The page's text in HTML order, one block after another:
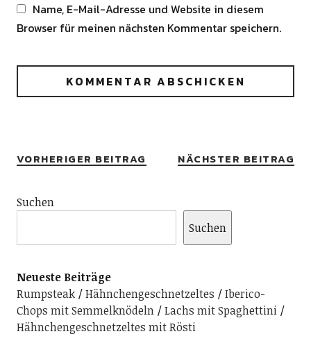
Name, E-Mail-Adresse und Website in diesem
Browser für meinen nächsten Kommentar speichern.
VORHERIGER BEITRAG NÄCHSTER BEITRAG
Suchen
Suchen
Neueste Beiträge
Rumpsteak
Hähnchengeschnetzeltes
Iberico-
Chops mit Semmelknödeln
Lachs mit Spaghettini
Hähnchengeschnetzeltes mit Rösti